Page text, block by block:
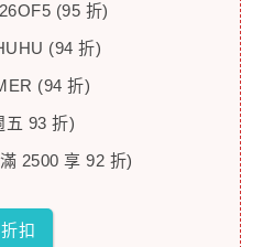
(95 折)
(94 折)
(94 折)
五 93 折)
2500 享 92 折)
扣